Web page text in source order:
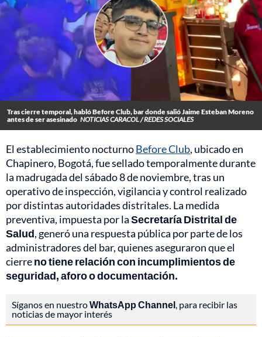
Tras cierre temporal, habló Before Club, bar donde salió Jaime Esteban Moreno
antes de ser asesinado NOTICIAS CARACOL / REDES SOCIALES
El establecimiento nocturnoBefore Club, ubicado en
Chapinero, Bogotá, fue sellado temporalmente durante
la madrugada del sábado 8 de noviembre, tras un
operativo de inspección, vigilancia y control realizado
por distintas autoridades distritales. La medida
preventiva, impuesta por laSecretaría Distrital de
Salud, generó una respuesta pública por parte de los
administradores del bar, quienes aseguraron que el
cierreno tiene relación con incumplimientos de
seguridad, aforo o documentación.
Síganos en nuestroWhatsApp Channel, para recibir las
noticias de mayor interés